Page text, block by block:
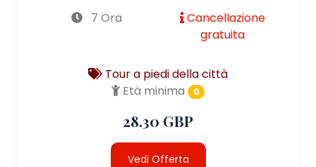
7 Ora
Cancellazione
gratuita
Tour a piedi della città
Età minima
0
28.30 GBP
Vedi Offerta